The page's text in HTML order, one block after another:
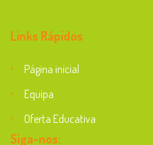
Links Rápidos
Página inicial
Equipa
Oferta Educativa
Siga-nos: